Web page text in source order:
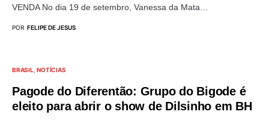
VENDA No dia 19 de setembro, Vanessa da Mata…
POR FELIPE DE JESUS
BRASIL NOTÍCIAS
Pagode do Diferentão: Grupo do Bigode é
eleito para abrir o show de Dilsinho em BH